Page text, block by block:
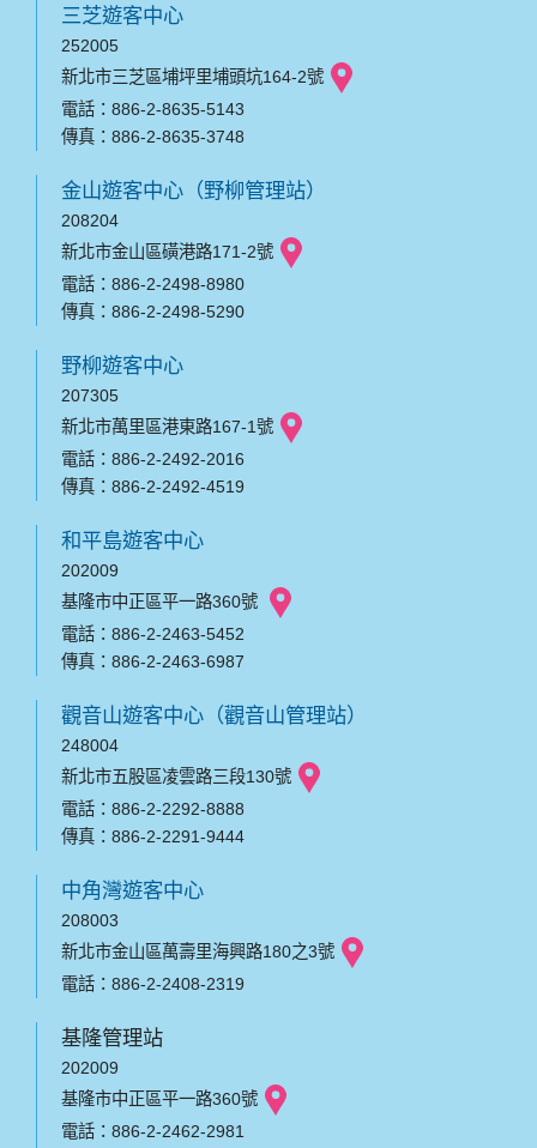
三芝遊客中心
252005
新北市三芝區埔坪里埔頭坑164-2號
電話：886-2-8635-5143
傳真：886-2-8635-3748
金山遊客中心（野柳管理站）
208204
新北市金山區磺港路171-2號
電話：886-2-2498-8980
傳真：886-2-2498-5290
野柳遊客中心
207305
新北市萬里區港東路167-1號
電話：886-2-2492-2016
傳真：886-2-2492-4519
和平島遊客中心
202009
基隆市中正區平一路360號
電話：886-2-2463-5452
傳真：886-2-2463-6987
觀音山遊客中心（觀音山管理站）
248004
新北市五股區凌雲路三段130號
電話：886-2-2292-8888
傳真：886-2-2291-9444
中角灣遊客中心
208003
新北市金山區萬壽里海興路180之3號
電話：886-2-2408-2319
基隆管理站
202009
基隆市中正區平一路360號
電話：886-2-2462-2981